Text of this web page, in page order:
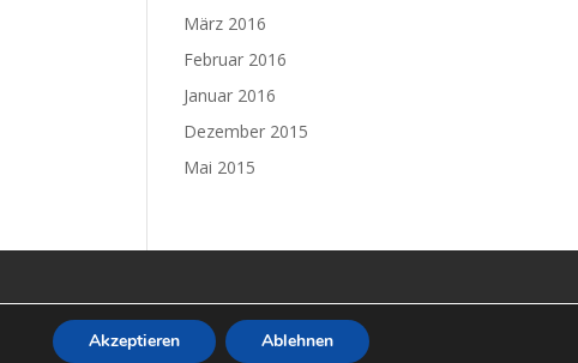
März 2016
Februar 2016
Januar 2016
Dezember 2015
Mai 2015
Akzeptieren Ablehnen